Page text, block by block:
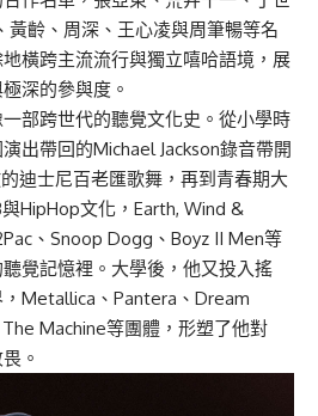
黃齡、周深、王心凌與周筆暢等名
橫跨主流流行與獨立嘻哈語境，展
深的參與度。
部跨世代的聽覺文化史。從小學時
出帶回的Michael Jackson錄音帶開
迪士尼百老匯歌舞，再到青春期大
HipHop文化，Earth, Wind &
、Snoop Dogg、Boyz II Men等
覺記憶裡。大學後，他又投入搖
Metallica、Pantera、Dream
Machine等團體，形塑了他對
。